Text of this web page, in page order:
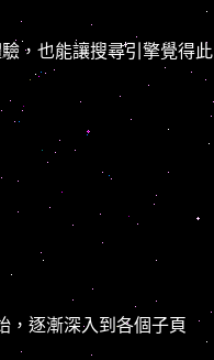
，也能讓搜尋引擎覺得此
，逐漸深入到各個子頁